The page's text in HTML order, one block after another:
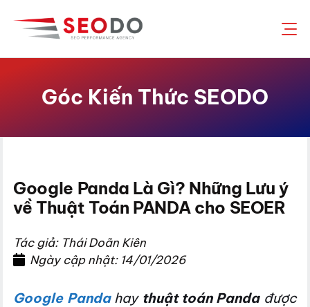
đến
Góc Kiến Thức SEODO
Google Panda Là Gì? Những Lưu ý
về Thuật Toán PANDA cho SEOER
Tác giả: Thái Doãn Kiên
Ngày cập nhật: 14/01/2026
Google Pandahay thuật toán Pandađược